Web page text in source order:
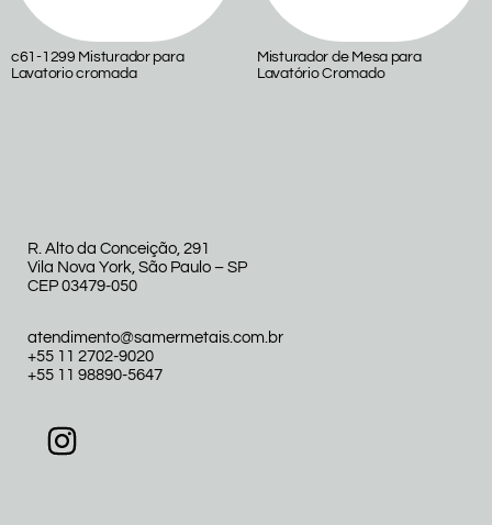
c61-1299 Misturador para
Lavatorio cromada
Misturador de Mesa para
Lavatório Cromado
R. Alto da Conceição, 291
Vila Nova York, São Paulo – SP
CEP 03479-050
atendimento@samermetais.com.br
+55 11 2702-9020
+55 11 98890-5647